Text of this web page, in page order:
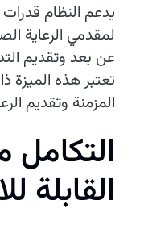
يدعم النظام
لمقدمي الرعاية
عن بعد وتقديم
تعتبر هذه الميزة
المزمنة وتقديم
التكامل
القابلة